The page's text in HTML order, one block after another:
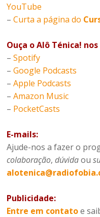
YouTube
–Curta a página do
Ouça o Alô Ténica!
–Spotify
–Google Podcasts
–Apple Podcasts
–Amazon Music
– PocketCasts
E-mails:
Ajude-nos a fazer o
colaboração,dúvidaou
Publicidade:
Entre em contatoe